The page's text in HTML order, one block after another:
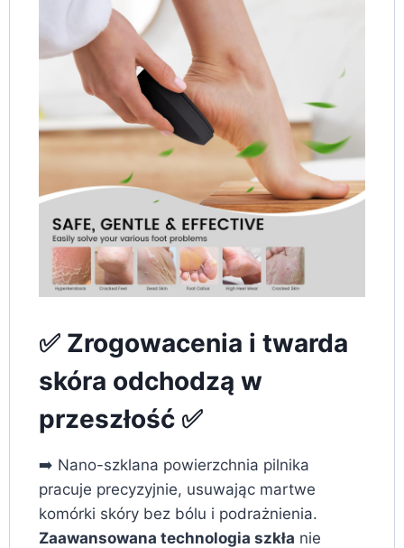
✅ Zrogowacenia i twarda
skóra odchodzą w
przeszłość ✅
➡️ Nano-szklana powierzchnia pilnika
pracuje precyzyjnie, usuwając martwe
komórki skóry bez bólu i podrażnienia.
Zaawansowana technologia szkła nie